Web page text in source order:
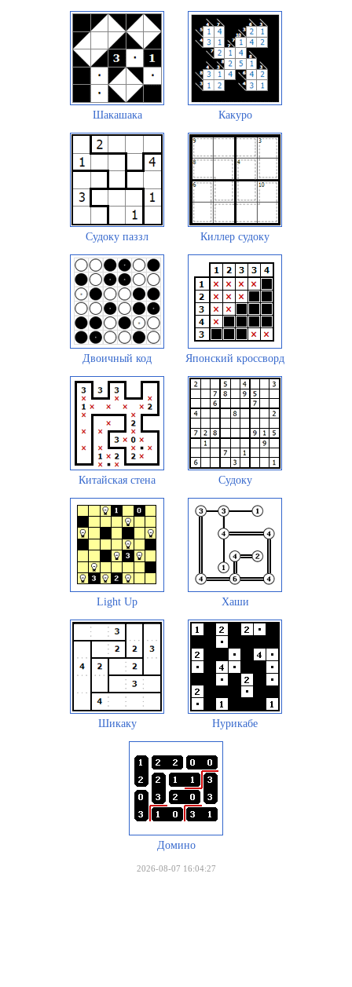
Шакашака Какуро
Судоку паззл Киллер судоку
Двоичный код Японский кроссворд
Китайская стена Судоку
Light Up Хаши
Шикаку Нурикабе
Домино
2026-08-07 16:04:27